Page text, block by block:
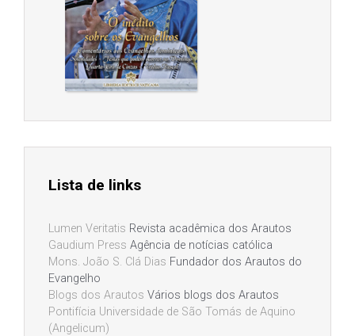
Lista de links
Lumen Veritatis Revista acadêmica dos Arautos
Gaudium Press Agência de notícias católica
Mons. João S. Clá Dias Fundador dos Arautos do
Evangelho
Blogs dos Arautos Vários blogs dos Arautos
Pontifícia Universidade de São Tomás de Aquino
(Angelicum)